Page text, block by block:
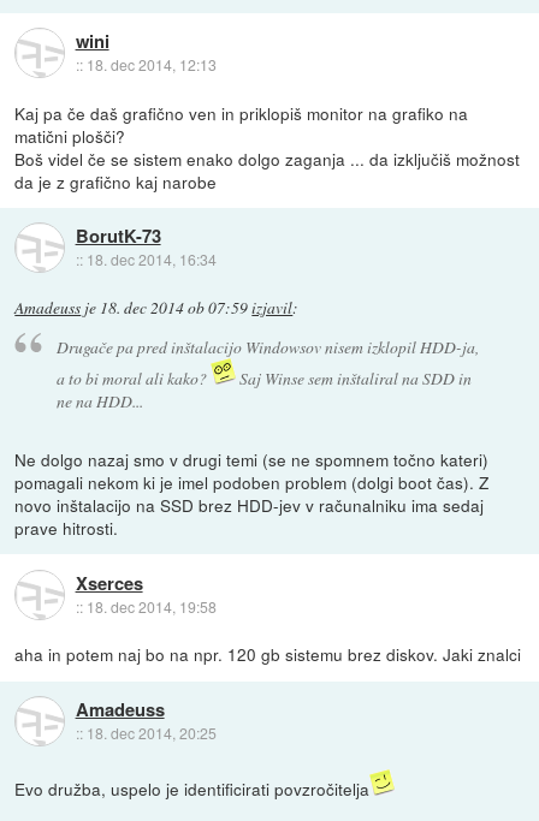
wini
:: 18. dec 2014, 12:13
Kaj pa če daš grafično ven in priklopiš monitor na grafiko na
matični plošči?
Boš videl če se sistem enako dolgo zaganja ... da izključiš možnost
da je z grafično kaj narobe
BorutK-73
:: 18. dec 2014, 16:34
Amadeuss je 18. dec 2014 ob 07:59izjavil:
Drugače pa pred inštalacijo Windowsov nisem izklopil HDD-ja,
a to bi moral ali kako?
Saj Winse sem inštaliral na SDD in
ne na HDD...
Ne dolgo nazaj smo v drugi temi (se ne spomnem točno kateri)
pomagali nekom ki je imel podoben problem (dolgi boot čas). Z
novo inštalacijo na SSD brez HDD-jev v računalniku ima sedaj
prave hitrosti.
Xserces
:: 18. dec 2014, 19:58
aha in potem naj bo na npr. 120 gb sistemu brez diskov. Jaki znalci
Amadeuss
:: 18. dec 2014, 20:25
Evo družba, uspelo je identificirati povzročitelja